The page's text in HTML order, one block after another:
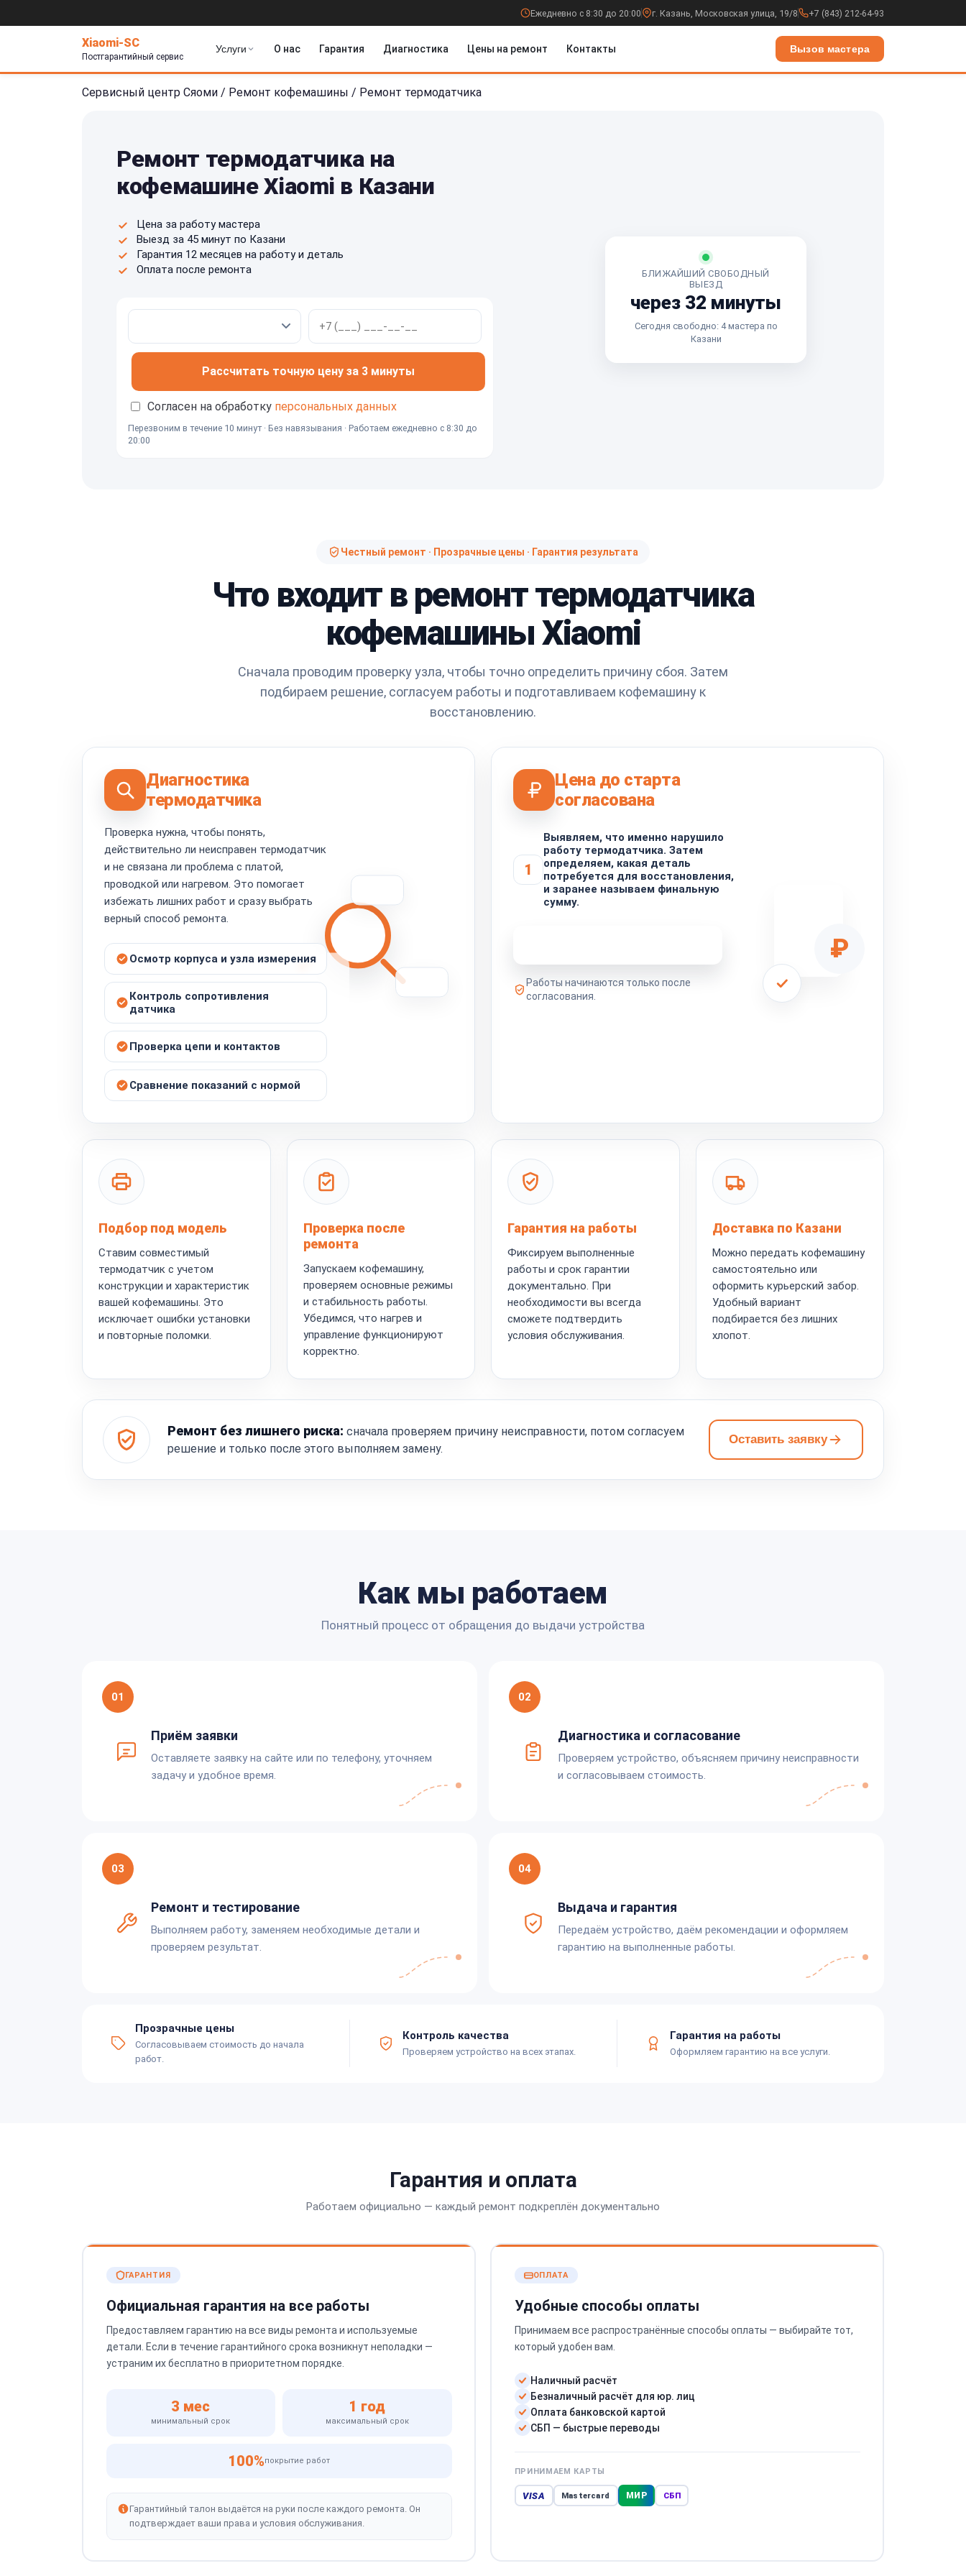
Ежедневно с 8:30 до 20:00 г. Казань, Московская улица, 19/8 +7 (843) 212-64-93
Xiaomi-SC
Постгарантийный сервис
Услуги О нас Гарантия Диагностика Цены на ремонт Контакты Вызов мастера
Сервисный центр Сяоми / Ремонт кофемашины / Ремонт термодатчика
Ремонт термодатчика на
кофемашине Xiaomi в Казани
Цена за работу мастера
Выезд за 45 минут по Казани
Гарантия 12 месяцев на работу и деталь
Оплата после ремонта
Рассчитать точную цену за 3 минуты
Согласен на обработку персональных данных
Перезвоним в течение 10 минут · Без навязывания · Работаем ежедневно с 8:30 до
20:00
БЛИЖАЙШИЙ СВОБОДНЫЙ
ВЫЕЗД
через 32 минуты
Сегодня свободно: 4 мастера по
Казани
Честный ремонт · Прозрачные цены · Гарантия результата
Что входит в ремонт термодатчика
кофемашины Xiaomi
Сначала проводим проверку узла, чтобы точно определить причину сбоя. Затем
подбираем решение, согласуем работы и подготавливаем кофемашину к
восстановлению.
Диагностика
термодатчика
Проверка нужна, чтобы понять,
действительно ли неисправен термодатчик
и не связана ли проблема с платой,
проводкой или нагревом. Это помогает
избежать лишних работ и сразу выбрать
верный способ ремонта.
Осмотр корпуса и узла измерения
Контроль сопротивления
датчика
Проверка цепи и контактов
Сравнение показаний с нормой
Цена до старта
согласована
1
Выявляем, что именно нарушило
работу термодатчика. Затем
определяем, какая деталь
потребуется для восстановления,
и заранее называем финальную
сумму.
Работы начинаются только после
согласования.
₽
Подбор под модель
Ставим совместимый
термодатчик с учетом
конструкции и характеристик
вашей кофемашины. Это
исключает ошибки установки
и повторные поломки.
Проверка после
ремонта
Запускаем кофемашину,
проверяем основные режимы
и стабильность работы.
Убедимся, что нагрев и
управление функционируют
корректно.
Гарантия на работы
Фиксируем выполненные
работы и срок гарантии
документально. При
необходимости вы всегда
сможете подтвердить
условия обслуживания.
Доставка по Казани
Можно передать кофемашину
самостоятельно или
оформить курьерский забор.
Удобный вариант
подбирается без лишних
хлопот.
Ремонт без лишнего риска: сначала проверяем причину неисправности, потом согласуем
решение и только после этого выполняем замену.
Оставить заявку
Как мы работаем
Понятный процесс от обращения до выдачи устройства
01
Приём заявки
Оставляете заявку на сайте или по телефону, уточняем
задачу и удобное время.
02
Диагностика и согласование
Проверяем устройство, объясняем причину неисправности
и согласовываем стоимость.
03
Ремонт и тестирование
Выполняем работу, заменяем необходимые детали и
проверяем результат.
04
Выдача и гарантия
Передаём устройство, даём рекомендации и оформляем
гарантию на выполненные работы.
Прозрачные цены
Согласовываем стоимость до начала
работ.
Контроль качества
Проверяем устройство на всех этапах.
Гарантия на работы
Оформляем гарантию на все услуги.
Гарантия и оплата
Работаем официально — каждый ремонт подкреплён документально
ГАРАНТИЯ
Официальная гарантия на все работы
Предоставляем гарантию на все виды ремонта и используемые
детали. Если в течение гарантийного срока возникнут неполадки —
устраним их бесплатно в приоритетном порядке.
3 мес
минимальный срок
1 год
максимальный срок
100%покрытие работ
Гарантийный талон выдаётся на руки после каждого ремонта. Он
подтверждает ваши права и условия обслуживания.
ОПЛАТА
Удобные способы оплаты
Принимаем все распространённые способы оплаты — выбирайте тот,
который удобен вам.
Наличный расчёт
Безналичный расчёт для юр. лиц
Оплата банковской картой
СБП — быстрые переводы
ПРИНИМАЕМ КАРТЫ
VISA Mastercard МИР СБП